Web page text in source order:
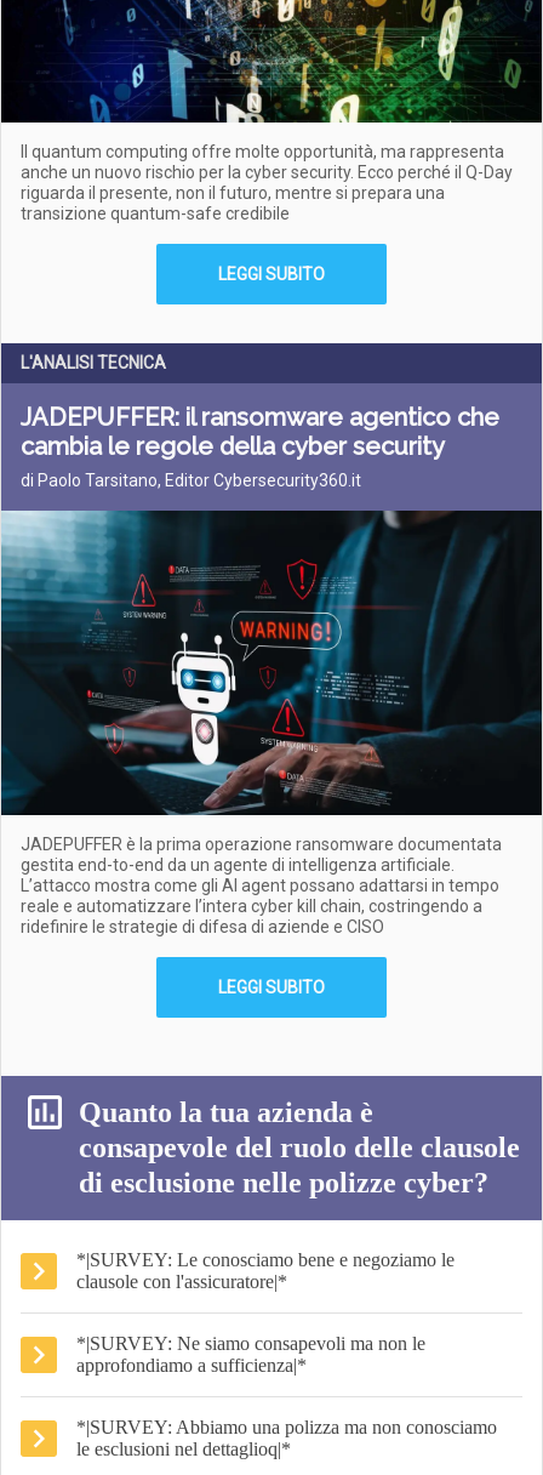
Il quantum computing offre molte opportunità, ma rappresenta
anche un nuovo rischio per la cyber security. Ecco perché il Q-Day
riguarda il presente, non il futuro, mentre si prepara una
transizione quantum-safe credibile
LEGGI SUBITO
L'ANALISI TECNICA
JADEPUFFER: il ransomware agentico che
cambia le regole della cyber security
di Paolo Tarsitano, Editor Cybersecurity360.it
JADEPUFFER è la prima operazione ransomware documentata
gestita end-to-end da un agente di intelligenza artificiale.
L’attacco mostra come gli AI agent possano adattarsi in tempo
reale e automatizzare l’intera cyber kill chain, costringendo a
ridefinire le strategie di difesa di aziende e CISO
LEGGI SUBITO
Quanto la tua azienda è
consapevole del ruolo delle clausole
di esclusione nelle polizze cyber?
*|SURVEY: Le conosciamo bene e negoziamo le
clausole con l'assicuratore|*
*|SURVEY: Ne siamo consapevoli ma non le
approfondiamo a sufficienza|*
*|SURVEY: Abbiamo una polizza ma non conosciamo
le esclusioni nel dettaglioq|*